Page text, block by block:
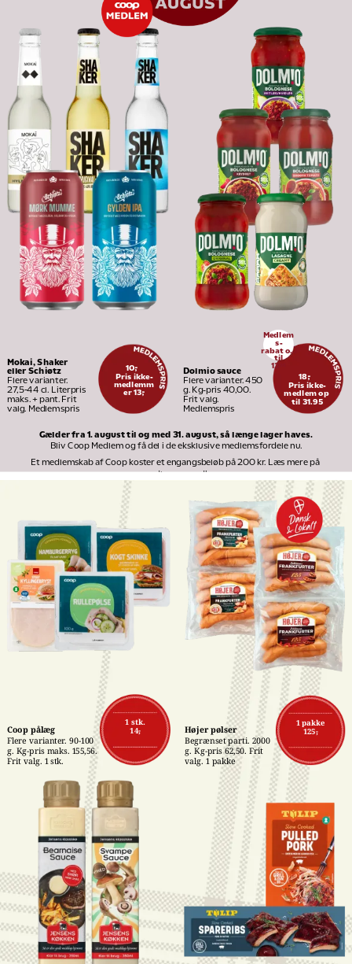
Mokai, Shaker
eller Schiøtz
Flere varianter.
27,5-44 cl. Literpris
maks. + pant. Frit
valg. Medlemspris
10,-
Pris ikke-
medlemm
er 13,-
Dolmio sauce
Flere varianter. 450
g. Kg-pris 40,00.
Frit valg.
Medlemspris
Medlem
s-
rabat op
til
13
18,-
Pris ikke-
medlem op
til 31.95
Gælder fra 1. august til og med 31. august, så længe lager haves.
Bliv Coop Medlem og få del i de eksklusive medlemsfordele nu.
Et medlemskab af Coop koster et engangsbeløb på 200 kr. Læs mere på
medlem.coop.dk
1 stk.
14,-
Coop pålæg
Flere varianter. 90-100
g. Kg-pris maks. 155,56.
Frit valg. 1 stk.
1 pakke
125,-
Højer pølser
Begrænset parti. 2000
g. Kg-pris 62,50. Frit
valg. 1 pakke